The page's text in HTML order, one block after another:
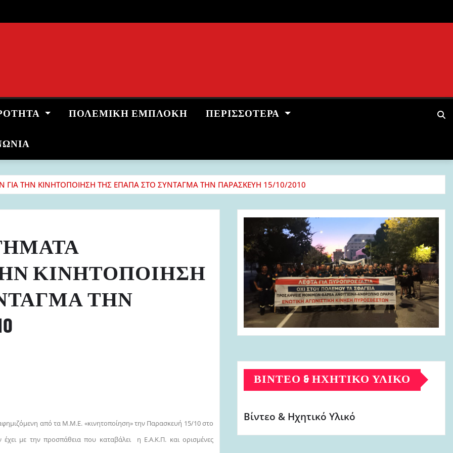
ΠΟΛΕΜΙΚΉ ΕΜΠΛΟΚΉ ΠΕΡΙΣΣΌΤΕΡΑ
ΤΗΝ ΚΙΝΗΤΟΠΟΙΗΣΗ ΤΗΣ ΕΠΑΠΑ ΣΤΟ ΣΥΝΤΑΓΜΑ ΤΗΝ ΠΑΡΑΣΚΕΥΗ 15/10/2010
ΚΙΝΗΤΟΠΟΙΗΣΗ
ΤΗΝ
από τα Μ.Μ.Ε. «κινητοποίηση» την Παρασκευή 15/10 στο
με την προσπάθεια που καταβάλει η Ε.Α.Κ.Π. και ορισμένες
ΒΊΝΤΕΟ & ΗΧΗΤΙΚΌ ΥΛΙΚΌ
Βίντεο & Ηχητικό Υλικό